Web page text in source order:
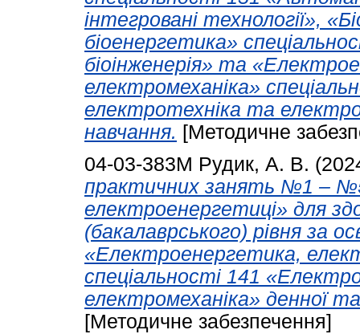
інтегровані технології»,
біоенергетика»
біоінженерія» та
електромеханіка»
електротехніка та
навчання. [Методичне
04-03-383М Рудик, А. В.
практичних занять №1 – №5
електроенергетиці» для
(бакалаврського) рівня за
«Електроенергетика,
спеціальності 141
електромеханіка» денної
[Методичне забезпечення]